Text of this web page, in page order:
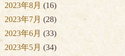
2023年8月 (16)
2023年7月 (28)
2023年6月 (33)
2023年5月 (34)